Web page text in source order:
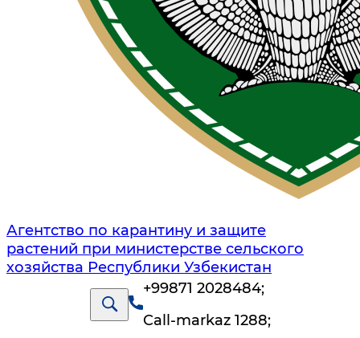
Агентство по карантину и защите
растений при министерстве сельского
хозяйства Республики Узбекистан
+99871 2028484;
Call-markaz 1288;